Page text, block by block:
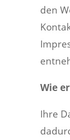
den
Wie
Ihre